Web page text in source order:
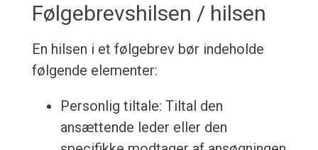
Følgebrevshilsen / hilsen
En hilsen i et følgebrev bør indeholde
følgende elementer:
Personlig tiltale: Tiltal den
ansættende leder eller den